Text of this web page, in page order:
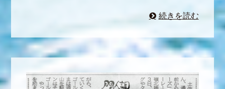
続きを読む